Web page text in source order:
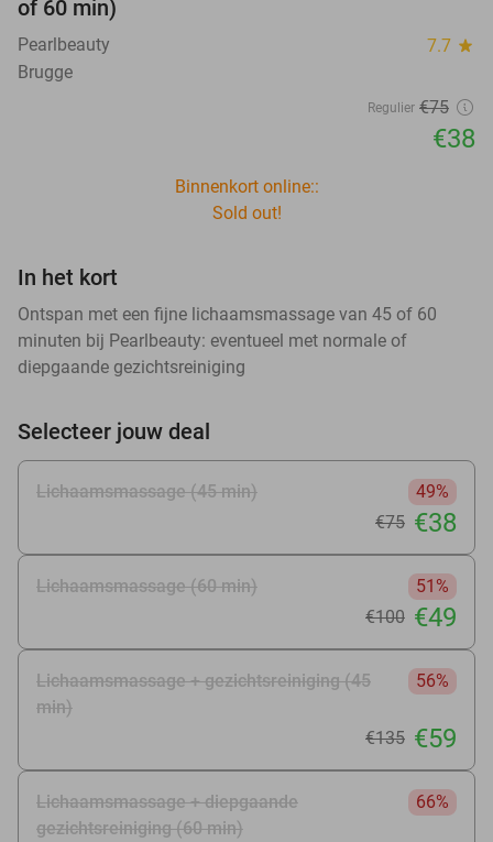
of 60 min)
Pearlbeauty 7.7 star
Brugge
Regulier €75
€38
Binnenkort online::
Sold out!
In het kort
Ontspan met een fijne lichaamsmassage van 45 of 60
minuten bij Pearlbeauty: eventueel met normale of
diepgaande gezichtsreiniging
Selecteer jouw deal
Lichaamsmassage (45 min)
49%
€75 €38
Lichaamsmassage (60 min)
51%
€100 €49
Lichaamsmassage + gezichtsreiniging (45
min)
56%
€135 €59
Lichaamsmassage + diepgaande
gezichtsreiniging (60 min)
66%